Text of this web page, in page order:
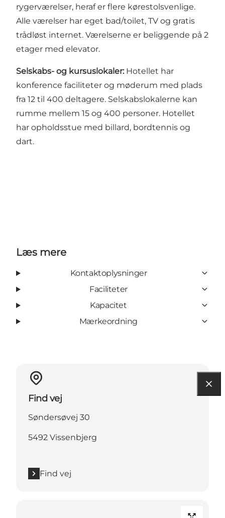
rygerværelser, heraf er flere kørestolsvenlige.
Alle værelser har eget bad/toilet, TV og gratis
trådløst internet. Værelserne er beliggende på 2
etager med elevator.
Selskabs- og kursuslokaler: Hotellet har
konference faciliteter og møderum med plads
fra 12 til 400 deltagere. Selskabslokalerne kan
rumme mellem 15 og 400 personer. Hotellet
har opholdsstue med billard, bordtennis og
dart.
Læs mere
Kontaktoplysninger
Faciliteter
Kapacitet
Mærkeordning
Find vej
Søndersøvej 30
5492 Vissenbjerg
Find vej